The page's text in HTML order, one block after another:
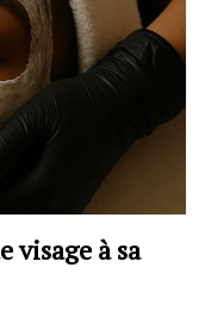
visage à sa